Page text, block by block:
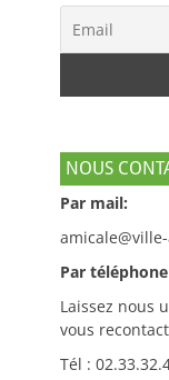
NOUS
Par mail:
Par téléphone
Laissez nous
vous
Tél :